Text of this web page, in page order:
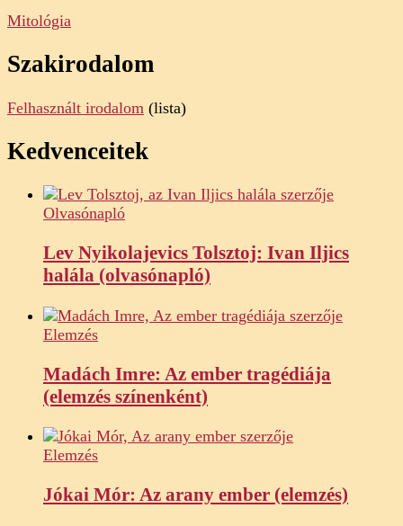
Mitológia
Szakirodalom
Felhasznált irodalom (lista)
Kedvenceitek
Olvasónapló
Lev Nyikolajevics Tolsztoj: Ivan Iljics
halála (olvasónapló)
Elemzés
Madách Imre: Az ember tragédiája
(elemzés színenként)
Elemzés
Jókai Mór: Az arany ember (elemzés)